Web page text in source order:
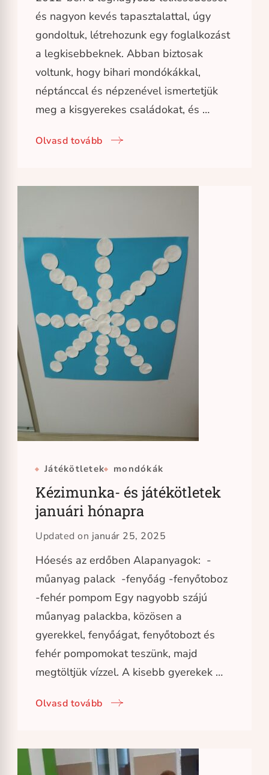
és nagyon kevés tapasztalattal, úgy
gondoltuk, létrehozunk egy foglalkozást
a legkisebbeknek. Abban biztosak
voltunk, hogy bihari mondókákkal,
néptánccal és népzenével ismertetjük
meg a kisgyerekes családokat, és …
Olvasd tovább
Játékötletek mondókák
Kézimunka- és játékötletek
januári hónapra
Updated on január 25, 2025
Hóesés az erdőben Alapanyagok: -
műanyag palack -fenyőág -fenyőtoboz
-fehér pompom Egy nagyobb szájú
műanyag palackba, közösen a
gyerekkel, fenyőágat, fenyőtobozt és
fehér pompomokat teszünk, majd
megtöltjük vízzel. A kisebb gyerekek …
Olvasd tovább